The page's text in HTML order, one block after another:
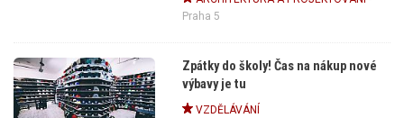
Praha 5
Zpátky do školy! Čas na nákup nové
výbavy je tu
VZDĚLÁVÁNÍ